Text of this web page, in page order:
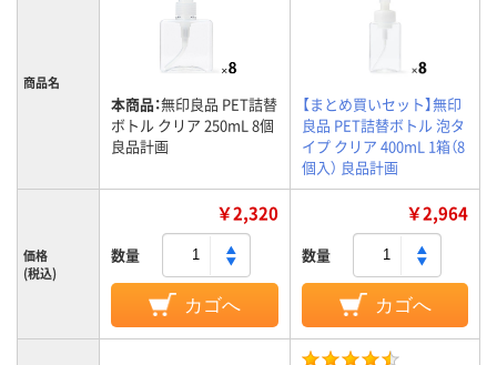
商品名
本商品：無印良品 PET詰替
ボトル クリア 250mL 8個
良品計画
【まとめ買いセット】無印
良品 PET詰替ボトル 泡タ
イプ クリア 400mL 1箱（8
個入） 良品計画
価格
(税込)
￥2,320
数量
カゴへ
￥2,964
数量
カゴへ